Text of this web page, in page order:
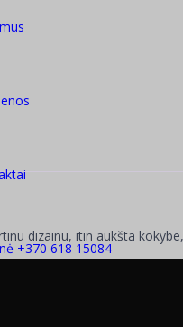
+370 618 15084
dizainu, itin aukšta